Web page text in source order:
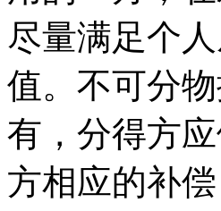
尽量满足个
值。不可分
有，分得方
方相应的补偿